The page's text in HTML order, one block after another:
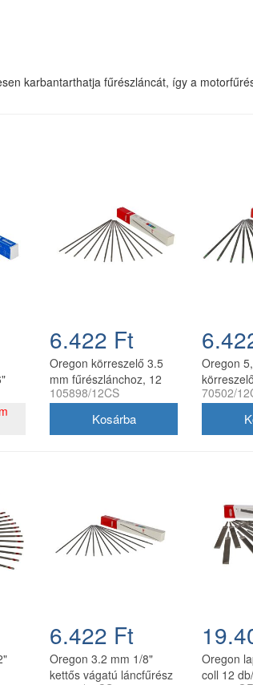
karbantarthatja fűrészláncát, így a
6.422 Ft
Oregon körreszelő 3.5
mm fűrészlánchoz, 12
db/doboz
105898/12CS
Oregon
körreszelő
70502/
6.422 Ft
Oregon 3.2 mm 1/8"
kettős vágatú láncfűrész
Oregon
coll 12